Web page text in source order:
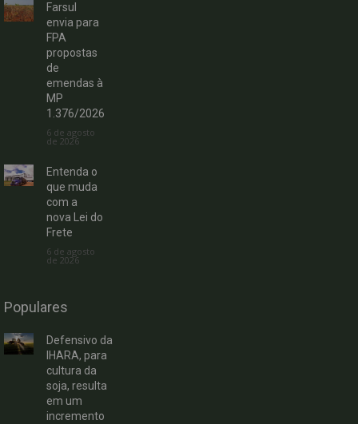
Farsul
envia para
FPA
propostas
de
emendas à
MP
1.376/2026
6 de agosto
de 2026
Entenda o
que muda
com a
nova Lei do
Frete
6 de agosto
de 2026
Populares
Defensivo da
IHARA, para
cultura da
soja, resulta
em um
incremento